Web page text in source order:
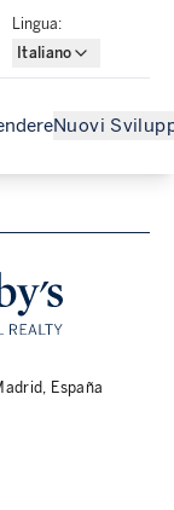
Lingua:
Italiano
Nuovi
España